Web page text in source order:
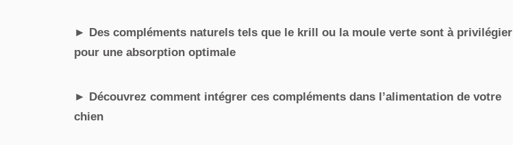
► Des compléments naturels tels que le krill ou la moule verte sont à privilégier
pour une absorption optimale
► Découvrez comment intégrer ces compléments dans l’alimentation de votre
chien